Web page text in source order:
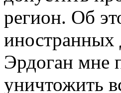
регион. Об
Эрдоган мне
уничтожить